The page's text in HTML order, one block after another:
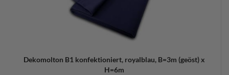
Dekomolton B1 konfektioniert, royalblau, B=3m (geöst) x
H=6m